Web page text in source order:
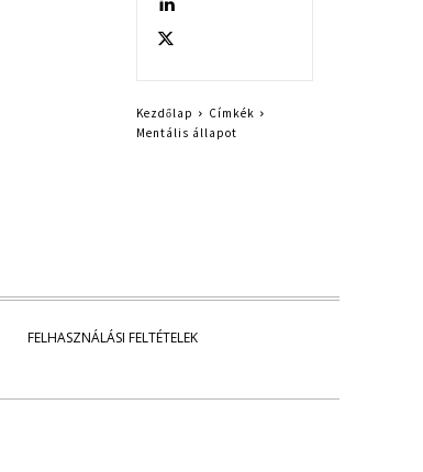
Kezdőlap
Címkék
Mentális állapot
FELHASZNÁLÁSI FELTÉTELEK